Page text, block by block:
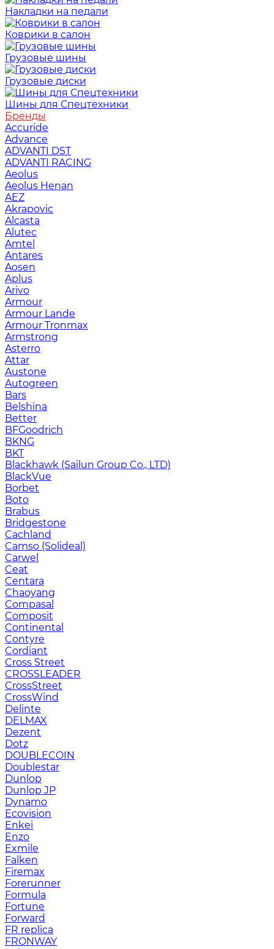
Накладки на педали
Коврики в салон
Грузовые шины
Грузовые диски
Шины для Спецтехники
Бренды
Accuride
Advance
ADVANTI DST
ADVANTI RACING
Aeolus
Aeolus Henan
AEZ
Akrapovic
Alcasta
Alutec
Amtel
Antares
Aosen
Aplus
Arivo
Armour
Armour Lande
Armour Tronmax
Armstrong
Asterro
Attar
Austone
Autogreen
Bars
Belshina
Better
BFGoodrich
BKNG
BKT
Blackhawk (Sailun Group Co., LTD)
BlackVue
Borbet
Boto
Brabus
Bridgestone
Cachland
Camso (Solideal)
Carwel
Ceat
Centara
Chaoyang
Compasal
Composit
Continental
Contyre
Cordiant
Cross Street
CROSSLEADER
CrossStreet
CrossWind
Delinte
DELMAX
Dezent
Dotz
DOUBLECOIN
Doublestar
Dunlop
Dunlop JP
Dynamo
Ecovision
Enkei
Enzo
Exmile
Falken
Firemax
Forerunner
Formula
Fortune
Forward
FR replica
FRONWAY